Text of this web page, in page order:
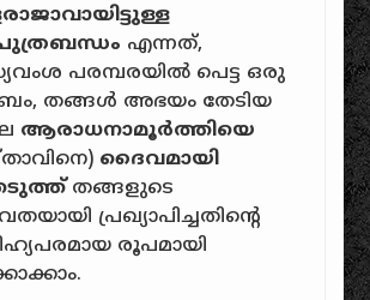
എന്നത്,
പരമ്പരയിൽ പെട്ട ഒരു
തങ്ങൾ അഭയം തേടിയ
ആരാധനാമൂർത്തിയെ
ദൈവമായി
തങ്ങളുടെ
പ്രഖ്യാപിച്ചതിൻ്റെ
രൂപമായി